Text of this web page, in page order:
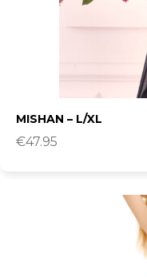
MISHAN – L/XL
€47.95